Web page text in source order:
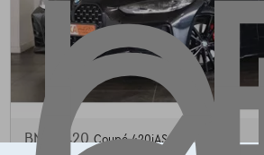
BMW 420Coupé 420iAS